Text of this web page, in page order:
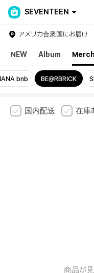
SEVENTEEN
アメリカ合衆国にお届け
NEW Album Merch
bnb BE@RBRICK
国内配送 在庫
商品が見